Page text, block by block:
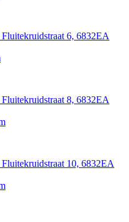
Fluitekruidstraat 6, 6832EA
Fluitekruidstraat 8, 6832EA
Fluitekruidstraat 10, 6832EA